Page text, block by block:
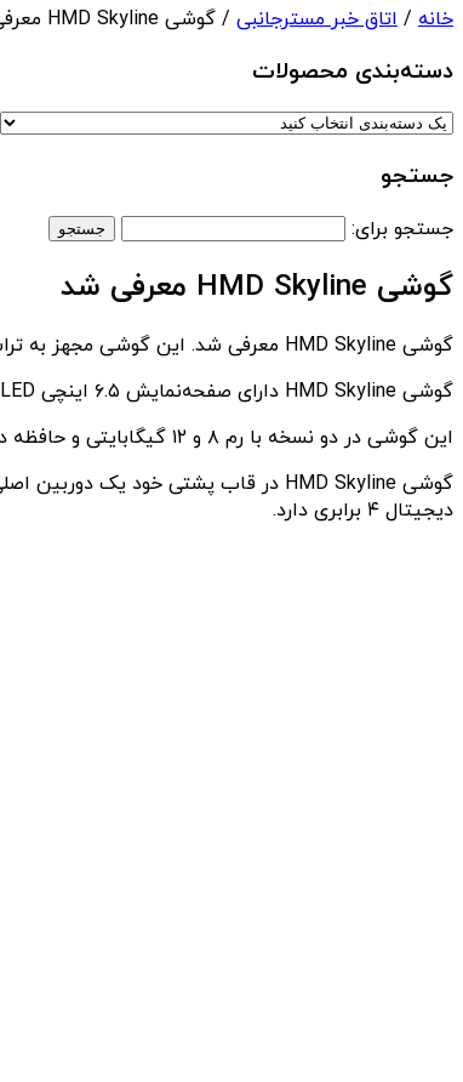
خانه / اتاق خبر مسترجانبی / گوشی HMD Skyline معرفی شد
دسته‌بندی‌ محصولات
جستجو
جستجو برای:
گوشی HMD Skyline معرفی شد
گوشی HMD Skyline معرفی شد. این گوشی مجهز به تراشه اسنپدراگون ۷s نسل ۲ است.
گوشی HMD Skyline دارای صفحه‌نمایش ۶.۵ اینچی OLED با وضوح FullHD+ و نرخ نوسازی ۱۴۴ هرتز است و یک دوربین سلفی ۵۰ مگاپیکسلی در بالای نمایشگر دارد.
این گوشی در دو نسخه‌ با رم ۸ و ۱۲ گیگابایتی و حافظه داخلی ۱۲۸ یا ۲۵۶ گیگابایتی ارائه شده است و امکان افزایش حافظه تا ۵۱۲ گیگابایت به کمک درگاه microSD وجود دارد.
دیجیتال ۴ برابری دارد.